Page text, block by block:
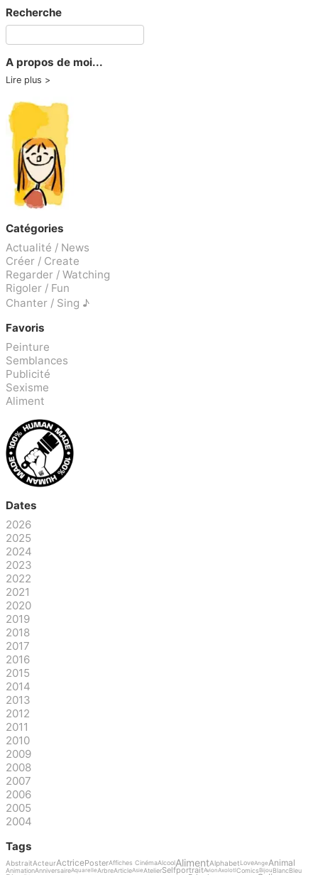
Recherche
A propos de moi...
Lire plus
Catégories
Actualité / News
Créer / Create
Regarder / Watching
Rigoler / Fun
Chanter / Sing ♪
Favoris
Peinture
Semblances
Publicité
Sexisme
Aliment
Dates
2026
2025
2024
2023
2022
2021
2020
2019
2018
2017
2016
2015
2014
2013
2012
2011
2010
2009
2008
2007
2006
2005
2004
Tags
AbstraitActeurActricePosterAffiches CinémaAlcoolAlimentAlphabetLoveAngeAnimal
AnimationAnniversaireAquarelleArbreArticleAsieAtelierSelfportraitAvionAxolotlComicsBijou BlancBleu